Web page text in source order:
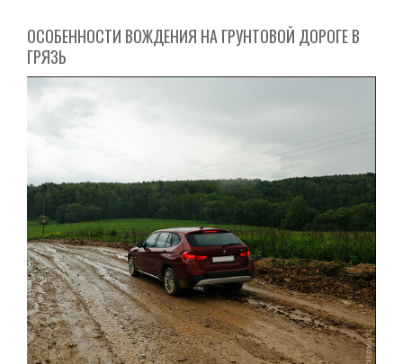
ОСОБЕННОСТИ ВОЖДЕНИЯ НА ГРУНТОВОЙ ДОРОГЕ В
ГРЯЗЬ